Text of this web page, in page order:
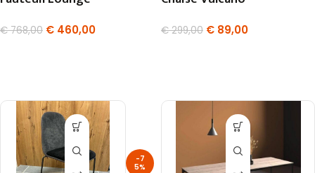
€768,00 € 460,00 €299,00 € 89,00
-7
5%